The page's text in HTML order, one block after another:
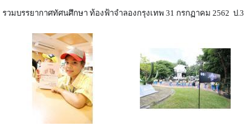
รวมบรรยากาศทัศนศึกษา ท้องฟ้าจำลองกรุงเทพ 31 กรกฏาคม 2562 ป.3